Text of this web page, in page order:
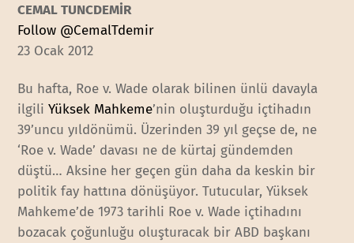
CEMAL TUNCDEMİR
Follow @CemalTdemir
23 Ocak 2012
Bu hafta, Roe v. Wade olarak bilinen ünlü davayla
ilgiliYüksek Mahkeme’nin oluşturduğu içtihadın
39’uncu yıldönümü. Üzerinden 39 yıl geçse de, ne
‘Roe v. Wade’ davası ne de kürtaj gündemden
düştü… Aksine her geçen gün daha da keskin bir
politik fay hattına dönüşüyor. Tutucular, Yüksek
Mahkeme’de 1973 tarihli Roe v. Wade içtihadını
bozacak çoğunluğu oluşturacak bir ABD başkanı